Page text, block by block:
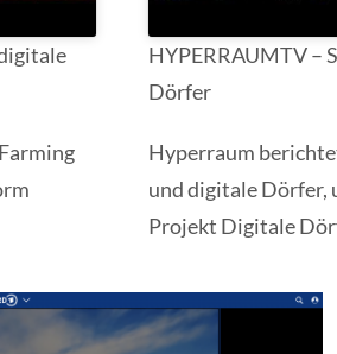
HYPERRAUMTV –
Dörfer
Hyperraum
und digitale Dörfer,
Projekt Digitale